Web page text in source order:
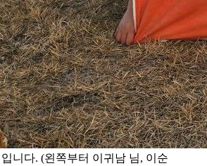
니다. (왼쪽부터 이귀남 님, 이순